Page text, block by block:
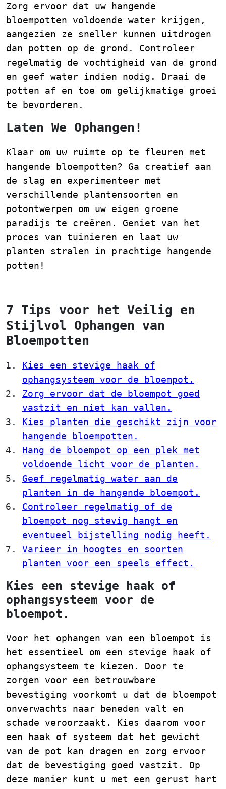
Zorg ervoor dat uw hangende
bloempotten voldoende water krijgen,
aangezien ze sneller kunnen uitdrogen
dan potten op de grond. Controleer
regelmatig de vochtigheid van de grond
en geef water indien nodig. Draai de
potten af en toe om gelijkmatige groei
te bevorderen.
Laten We Ophangen!
Klaar om uw ruimte op te fleuren met
hangende bloempotten? Ga creatief aan
de slag en experimenteer met
verschillende plantensoorten en
potontwerpen om uw eigen groene
paradijs te creëren. Geniet van het
proces van tuinieren en laat uw
planten stralen in prachtige hangende
potten!
7 Tips voor het Veilig en
Stijlvol Ophangen van
Bloempotten
Kies een stevige haak of
ophangsysteem voor de bloempot.
Zorg ervoor dat de bloempot goed
vastzit en niet kan vallen.
Kies planten die geschikt zijn voor
hangende bloempotten.
Hang de bloempot op een plek met
voldoende licht voor de planten.
Geef regelmatig water aan de
planten in de hangende bloempot.
Controleer regelmatig of de
bloempot nog stevig hangt en
eventueel bijstelling nodig heeft.
Varieer in hoogtes en soorten
planten voor een speels effect.
Kies een stevige haak of
ophangsysteem voor de
bloempot.
Voor het ophangen van een bloempot is
het essentieel om een stevige haak of
ophangsysteem te kiezen. Door te
zorgen voor een betrouwbare
bevestiging voorkomt u dat de bloempot
onverwachts naar beneden valt en
schade veroorzaakt. Kies daarom voor
een haak of systeem dat het gewicht
van de pot kan dragen en zorg ervoor
dat de bevestiging goed vastzit. Op
deze manier kunt u met een gerust hart